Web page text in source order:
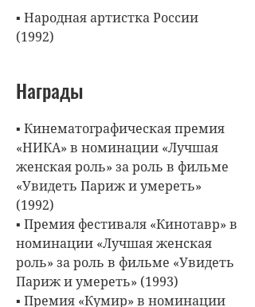
▪ Народная артистка России
(1992)
Награды
▪ Кинематографическая премия
«НИКА» в номинации «Лучшая
женская роль» за роль в фильме
«Увидеть Париж и умереть»
(1992)
▪ Премия фестиваля «Кинотавр» в
номинации «Лучшая женская
роль» за роль в фильме «Увидеть
Париж и умереть» (1993)
▪ Премия «Кумир» в номинации